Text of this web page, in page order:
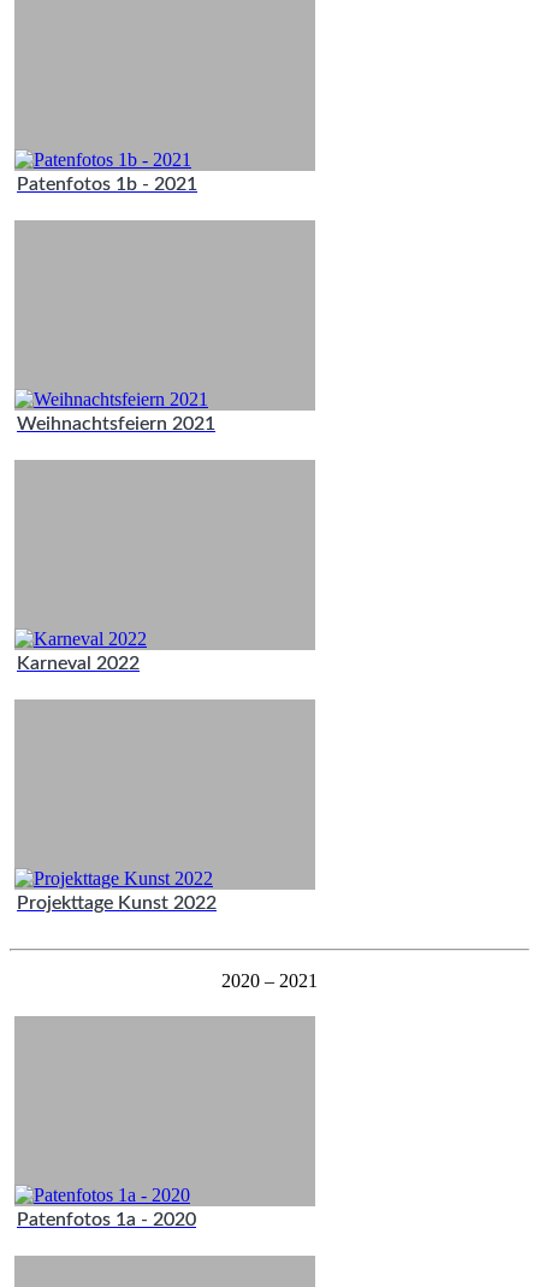
Patenfotos 1b - 2021
Weihnachtsfeiern 2021
Karneval 2022
Projekttage Kunst 2022
2020 – 2021
Patenfotos 1a - 2020